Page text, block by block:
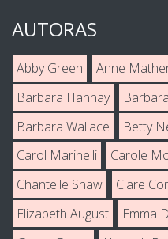
AUTORAS
Abby Green Anne
Barbara Hannay
Barbara Wallace
Betty
Carol Marinelli
Carole
Chantelle Shaw
Clare
Elizabeth August
Emma